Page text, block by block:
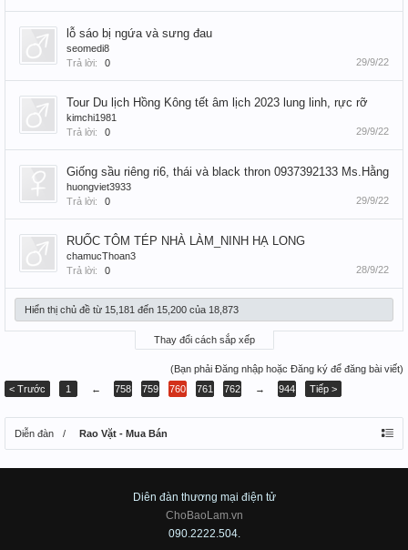
lỗ sáo bị ngứa và sưng đau
seomedi8
Trả lời:
0 29/9/22
Tour Du lịch Hồng Kông tết âm lịch 2023 lung linh, rực rỡ
kimchi1981
Trả lời:
0 29/9/22
Giống sầu riêng ri6, thái và black thron 0937392133 Ms.Hằng
huongviet3933
Trả lời:
0 29/9/22
RUỐC TÔM TÉP NHÀ LÀM_NINH HẠ LONG
chamucThoan3
Trả lời:
0 28/9/22
Hiển thị chủ đề từ 15,181 đến 15,200 của 18,873
Thay đổi cách sắp xếp
(Bạn phải Đăng nhập hoặc Đăng ký để đăng bài viết)
< Trước
1 ← 758 759 760 761 762 → 944 Tiếp >
Diễn đàn Rao Vặt - Mua Bán
Diên đàn thương mại điện tử
ChoBaoLam.vn
090.2222.504.